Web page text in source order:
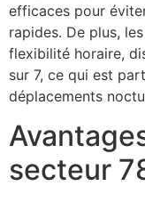
efficaces pour
rapides. De plus,
flexibilité horaire,
sur 7, ce qui est
déplacements
secteur